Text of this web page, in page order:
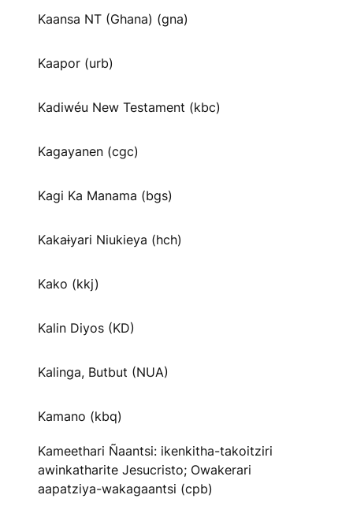
Kaansa NT (Ghana) (gna)
Kaapor (urb)
Kadiwéu New Testament (kbc)
Kagayanen (cgc)
Kagi Ka Manama (bgs)
Kakaɨyari Niukieya (hch)
Kako (kkj)
Kalin Diyos (KD)
Kalinga, Butbut (NUA)
Kamano (kbq)
Kameethari Ñaantsi: ikenkitha-takoitziri
awinkatharite Jesucristo; Owakerari
aapatziya-wakagaantsi (cpb)